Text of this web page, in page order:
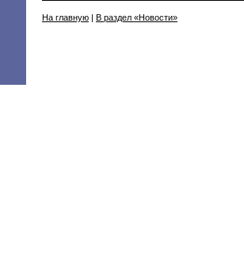
На главную | В раздел «Новости»